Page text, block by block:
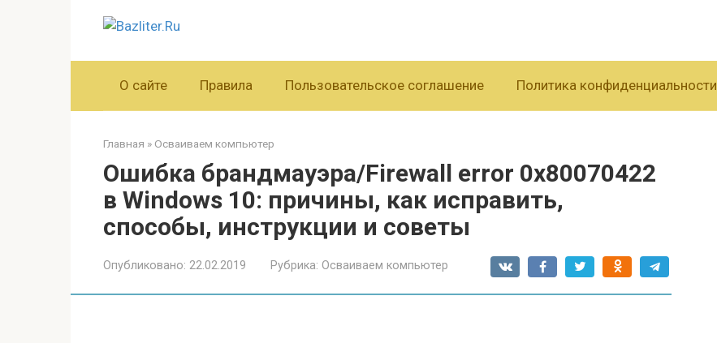
О сайте Правила Пользовательское соглашение Политика конфиденциальности
Главная » Осваиваем компьютер
Ошибка брандмауэра/Firewall error 0x80070422
в Windows 10: причины, как исправить,
способы, инструкции и советы
Опубликовано: 22.02.2019 Рубрика: Осваиваем компьютер